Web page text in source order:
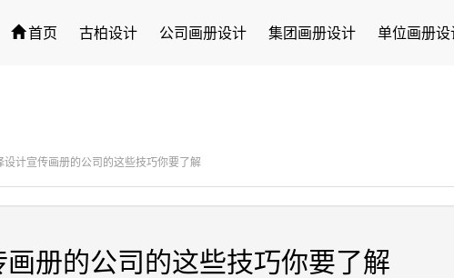
首页 古柏设计 公司画册设计 集团画册设计 单位画册设
设计宣传画册的公司的这些技巧你要了解
册的公司的这些技巧你要了解